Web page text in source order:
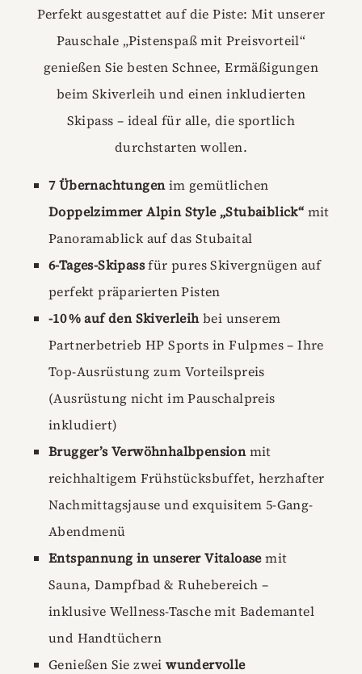
Perfekt ausgestattet auf die Piste: Mit unserer
Pauschale „Pistenspaß mit Preisvorteil“
genießen Sie besten Schnee, Ermäßigungen
beim Skiverleih und einen inkludierten
Skipass – ideal für alle, die sportlich
durchstarten wollen.
7 Übernachtungenim gemütlichen
Doppelzimmer Alpin Style „Stubaiblick“ mit
Panoramablick auf das Stubaital
6-Tages-Skipassfür pures Skivergnügen auf
perfekt präparierten Pisten
-10 % auf den Skiverleihbei unserem
Partnerbetrieb HP Sports in Fulpmes – Ihre
Top-Ausrüstung zum Vorteilspreis
(Ausrüstung nicht im Pauschalpreis
inkludiert)
Brugger’s Verwöhnhalbpensionmit
reichhaltigem Frühstücksbuffet, herzhafter
Nachmittagsjause und exquisitem 5-Gang-
Abendmenü
Entspannung in unserer Vitaloasemit
Sauna, Dampfbad & Ruhebereich –
inklusive Wellness-Tasche mit Bademantel
und Handtüchern
Genießen Sie zweiwundervolle